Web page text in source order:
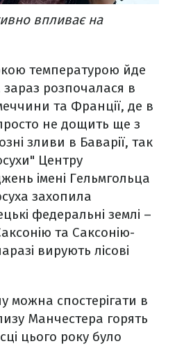
впливає на
температурою йде
розпочалася в
та Франції, де в
не дощить ще з
зливи в Баварії, так
Центру
імені Гельмгольца
захопила
федеральні землі –
та Саксонію-
вирують лісові
можна спостерігати в
Манчестера горять
цього року було